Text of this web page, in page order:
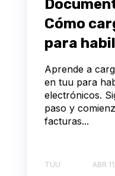
Cómo
para
Aprende a
en tuu para
electrónicos.
paso y
facturas...
TUU ABR